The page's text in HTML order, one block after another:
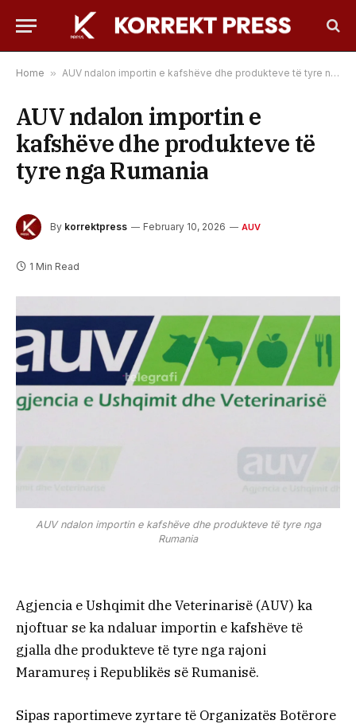
Home » AUV ndalon importin e kafshëve dhe produkteve të tyre nga Rumania
AUV ndalon importin e
kafshëve dhe produkteve të
tyre nga Rumania
By korrektpress February 10, 2026 AUV
1 Min Read
AUV ndalon importin e kafshëve dhe produkteve të tyre nga
Rumania
Agjencia e Ushqimit dhe Veterinarisë (AUV) ka
njoftuar se ka ndaluar importin e kafshëve të
gjalla dhe produkteve të tyre nga rajoni
Maramureș i Republikës së Rumanisë.
Sipas raportimeve zyrtare të Organizatës Botërore